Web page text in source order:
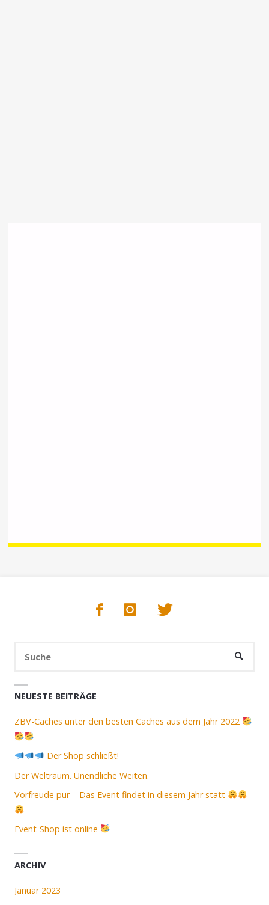
SUCHE
NEUESTE BEITRÄGE
ZBV-Caches unter den besten Caches aus dem Jahr 2022
Der Shop schließt!
Der Weltraum. Unendliche Weiten.
Vorfreude pur – Das Event findet in diesem Jahr statt
Event-Shop ist online
ARCHIV
Januar 2023